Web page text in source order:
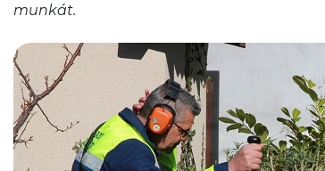
munkát.